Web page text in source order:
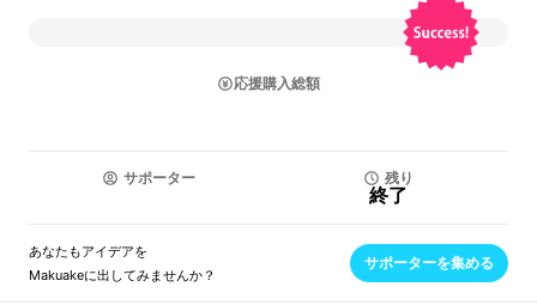
応援購入総額
サポーター 残り
終了
あなたもアイデアを
Makuakeに出してみませんか？
サポーターを集める